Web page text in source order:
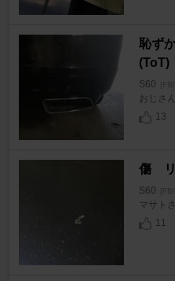
恥ず
(ToT)
S60
おじさ
13
傷 リ
S60
マサト
11